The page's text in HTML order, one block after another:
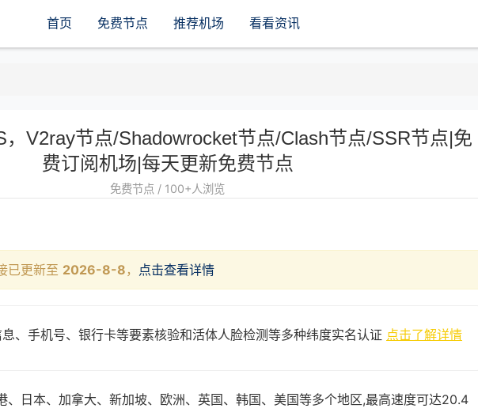
首页 免费节点 推荐机场 看看资讯
，V2ray节点/Shadowrocket节点/Clash节点/SSR节点|免
费订阅机场|每天更新免费节点
免费节点 / 100+人浏览
已更新至 2026-8-8 ， 点击查看详情
息、手机号、银行卡等要素核验和活体人脸检测等多种纬度实名认证 点击了解详情
、日本、加拿大、新加坡、欧洲、英国、韩国、美国等多个地区,最高速度可达20.4